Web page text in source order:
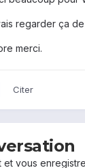
regarder ça
merci.
Citer
vous